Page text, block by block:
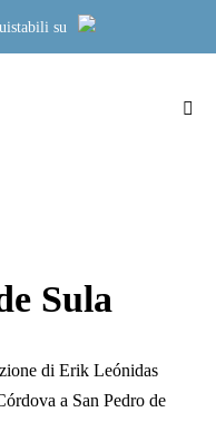
su
Sula
di Erik Leónidas
a San Pedro de